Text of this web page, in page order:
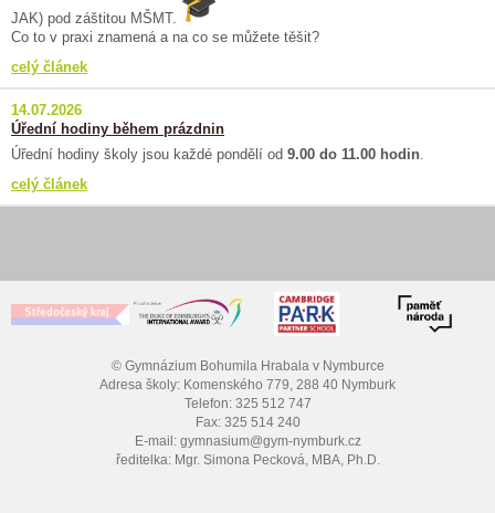
JAK) pod záštitou MŠMT.
Co to v praxi znamená a na co se můžete těšit?
celý článek
14.07.2026
Úřední hodiny během prázdnin
Úřední hodiny školy jsou každé pondělí od 9.00 do 11.00 hodin.
celý článek
© Gymnázium Bohumila Hrabala v Nymburce
Adresa školy: Komenského 779, 288 40 Nymburk
Telefon: 325 512 747
Fax: 325 514 240
E-mail: gymnasium@gym-nymburk.cz
ředitelka: Mgr. Simona Pecková, MBA, Ph.D.